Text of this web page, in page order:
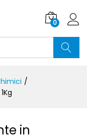
0
/
in